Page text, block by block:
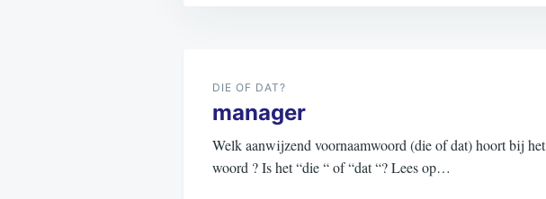
navigatie
DIE OF DAT?
manager
Welk aanwijzend voornaamwoord (die of dat) hoort bij het
woord ? Is het “die “ of “dat “? Lees op…